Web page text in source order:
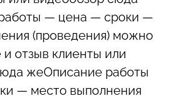
— цена — сроки —
(проведения) можно
отзыв клиенты или
жеОписание работы
— место выполнения